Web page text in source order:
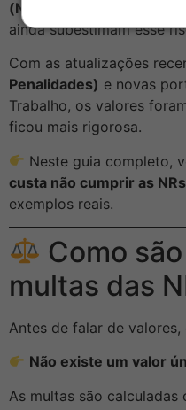
(NRs)
pode gerar
ainda subestimam esse
Com as atualizações
Penalidades) e novas
Trabalho, os valores
ficou mais rigorosa.
Neste guia completo,
custa não cumprir as NRs
exemplos reais.
Como
multas das
Antes de falar de
Não existe um valor
As multas são calculadas